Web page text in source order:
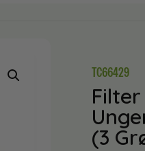
TC66429
(3